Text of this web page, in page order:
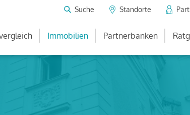
Suche Standorte
Immobilien Partnerbanken